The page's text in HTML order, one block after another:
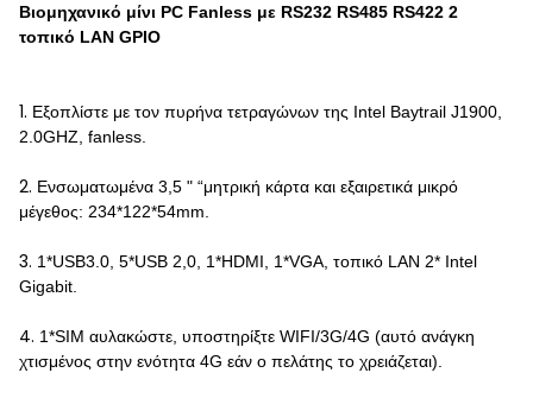
Βιομηχανικό μίνι PC Fanless με RS232 RS485 RS422 2
τοπικό LAN GPIO
1. Εξοπλίστε με τον πυρήνα τετραγώνων της Intel Baytrail J1900,
2.0GHZ, fanless.
2. Ενσωματωμένα 3,5 " “μητρική κάρτα και εξαιρετικά μικρό
μέγεθος: 234*122*54mm.
3. 1*USB3.0, 5*USB 2,0, 1*HDMI, 1*VGA, τοπικό LAN 2* Intel
Gigabit.
4. 1*SIM αυλακώστε, υποστηρίξτε WIFI/3G/4G (αυτό ανάγκη
χτισμένος στην ενότητα 4G εάν ο πελάτης το χρειάζεται).